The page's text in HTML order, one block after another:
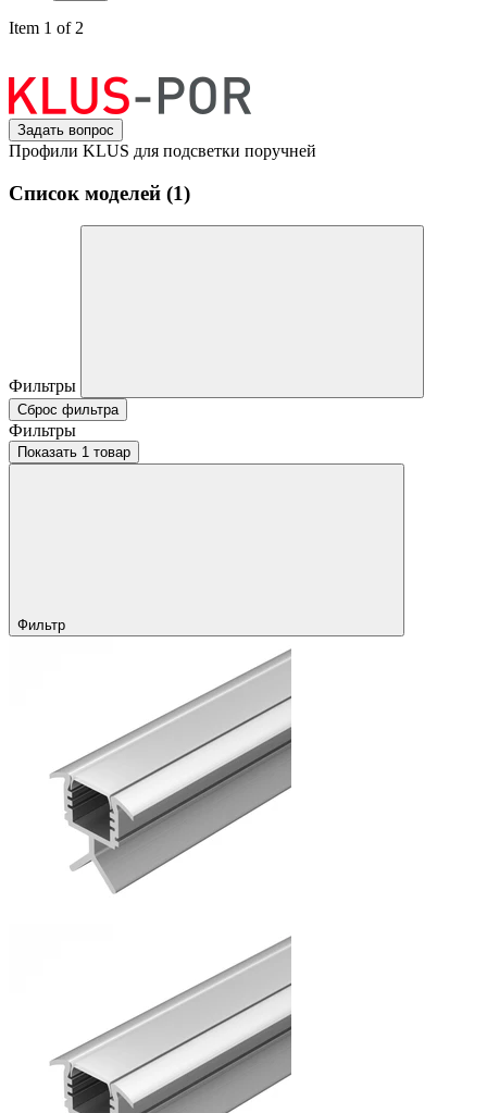
Item 1 of 2
Задать вопрос
Профили KLUS для подсветки поручней
Список моделей (1)
Фильтры
Сброс фильтра
Фильтры
Показать 1 товар
Фильтр